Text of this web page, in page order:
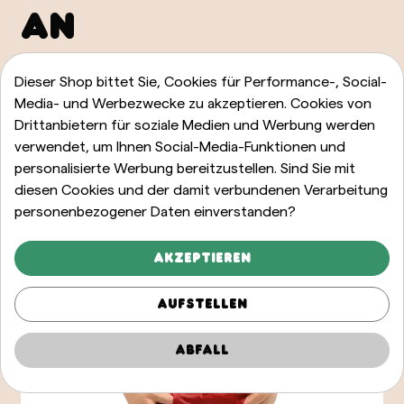
AN
ALLE ANZEIGEN
Dieser Shop bittet Sie, Cookies für Performance-, Social-
Media- und Werbezwecke zu akzeptieren. Cookies von
Drittanbietern für soziale Medien und Werbung werden
verwendet, um Ihnen Social-Media-Funktionen und
personalisierte Werbung bereitzustellen. Sind Sie mit
diesen Cookies und der damit verbundenen Verarbeitung
personenbezogener Daten einverstanden?
Akzeptieren
Aufstellen
Abfall